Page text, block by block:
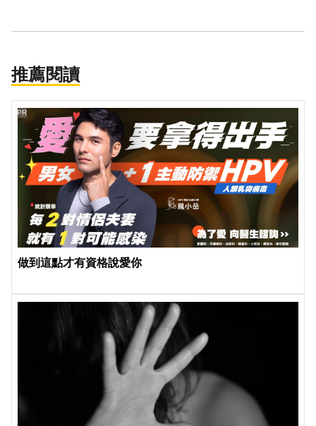
推薦閱讀
做到這點才有資格說愛你
PR